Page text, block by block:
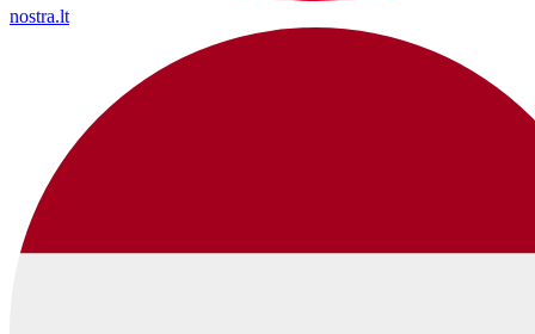
nostra.lt